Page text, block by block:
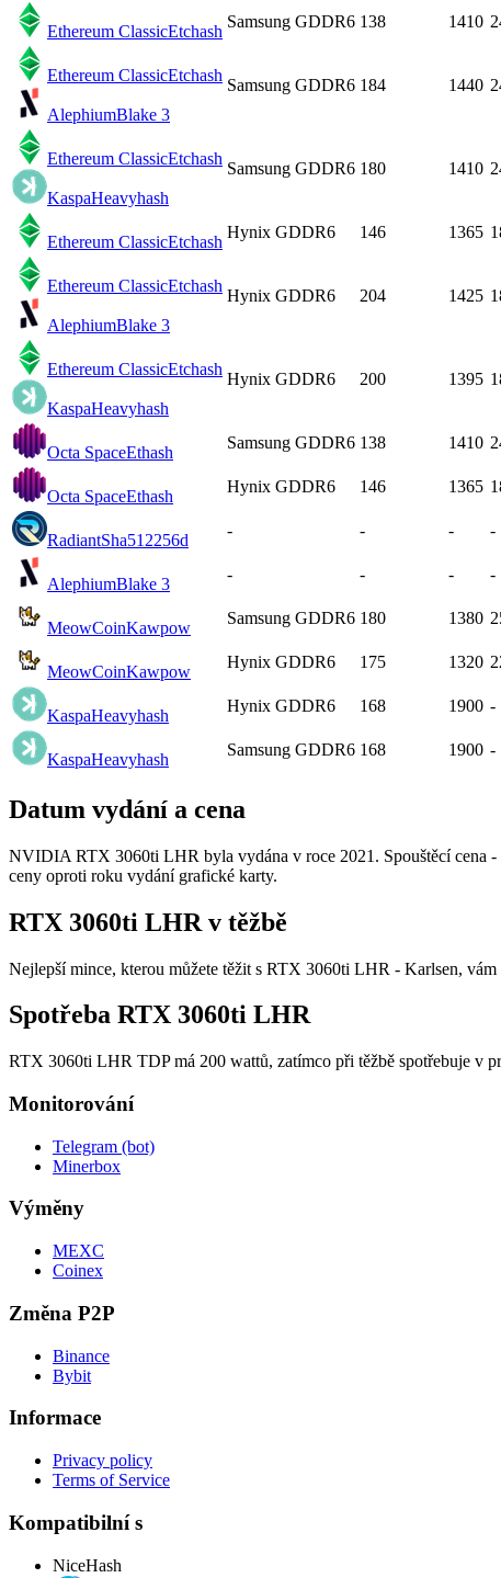
Ethereum ClassicEtchash
Samsung GDDR6 138 1410
Ethereum ClassicEtchash
AlephiumBlake 3
Samsung GDDR6 184 1440
Ethereum ClassicEtchash
KaspaHeavyhash
Samsung GDDR6 180 1410
Ethereum ClassicEtchash
Hynix GDDR6 146 1365
Ethereum ClassicEtchash
AlephiumBlake 3
Hynix GDDR6 204 1425
Ethereum ClassicEtchash
KaspaHeavyhash
Hynix GDDR6 200 1395
Octa SpaceEthash
Samsung GDDR6 138 1410
Octa SpaceEthash
Hynix GDDR6 146 1365
RadiantSha512256d
- - - -
AlephiumBlake 3
- - - -
MeowCoinKawpow
Samsung GDDR6 180 1380
MeowCoinKawpow
Hynix GDDR6 175 1320
KaspaHeavyhash
Hynix GDDR6 168 1900 -
KaspaHeavyhash
Samsung GDDR6 168 1900 -
Datum vydání a cena
NVIDIA RTX 3060ti LHR byla vydána v roce 2021. Spouštěcí cena
ceny oproti roku vydání grafické karty.
RTX 3060ti LHR v těžbě
Nejlepší mince, kterou můžete těžit s RTX 3060ti LHR - Karlsen,
Spotřeba RTX 3060ti LHR
RTX 3060ti LHR TDP má 200 wattů, zatímco při těžbě spotřebuje v
Monitorování
Telegram (bot)
Minerbox
Výměny
MEXC
Coinex
Změna P2P
Binance
Bybit
Informace
Privacy policy
Terms of Service
Kompatibilní s
NiceHash